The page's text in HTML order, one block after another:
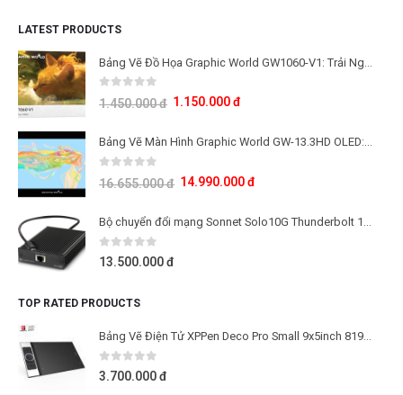
LATEST PRODUCTS
0 out of 5
1.450.000đ 1.150.000đ
Bảng Vẽ Màn Hình Graphic World GW-13.3HD OLED: Công Nghệ Màn Hình OLED Thế Hệ Mới
0 out of 5
16.655.000đ 14.990.000đ
Bộ chuyển đổi mạng Sonnet Solo10G Thunderbolt 10Gb
0out of 5
13.500.000đ
TOP RATED PRODUCTS
Bảng Vẽ Điện Tử XPPen Deco Pro Small 9x5inch 8192 Lực Nhấn, 2 Dial, Tương Thích Thiết Bị Di Động Android (Kèm Găng Tay Họa Sĩ)
0 out of 5
3.700.000đ